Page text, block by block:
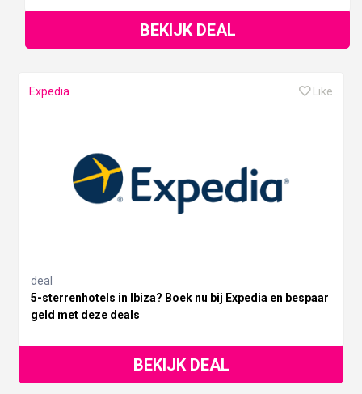
BEKIJK DEAL
Expedia Like
deal
5-sterrenhotels in Ibiza? Boek nu bij Expedia en bespaar
geld met deze deals
BEKIJK DEAL